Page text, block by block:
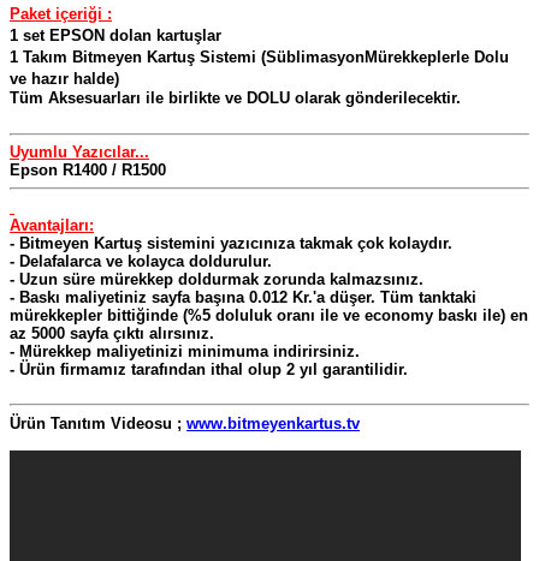
Paket içeriği :
1 set EPSON dolan kartuşlar
1 Takım Bitmeyen Kartuş Sistemi (SüblimasyonMürekkeplerle Dolu
ve hazır halde)
Tüm Aksesuarları ile birlikte ve DOLU olarak gönderilecektir.
Uyumlu Yazıcılar...
Epson R1400 / R1500
Avantajları:
- Bitmeyen Kartuş sistemini yazıcınıza takmak çok kolaydır.
- Delafalarca ve kolayca doldurulur.
- Uzun süre mürekkep doldurmak zorunda kalmazsınız.
- Baskı maliyetiniz sayfa başına 0.012 Kr.'a düşer. Tüm tanktaki
mürekkepler bittiğinde (%5 doluluk oranı ile ve economy baskı ile) en
az 5000 sayfa çıktı alırsınız.
- Mürekkep maliyetinizi minimuma indirirsiniz.
- Ürün firmamız tarafından ithal olup 2 yıl garantilidir.
Ürün Tanıtım Videosu ; www.bitmeyenkartus.tv